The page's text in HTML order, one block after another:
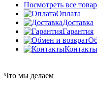
Посмотреть все
Оплата
Доставка
Гарантия
Контакты
Что мы делаем